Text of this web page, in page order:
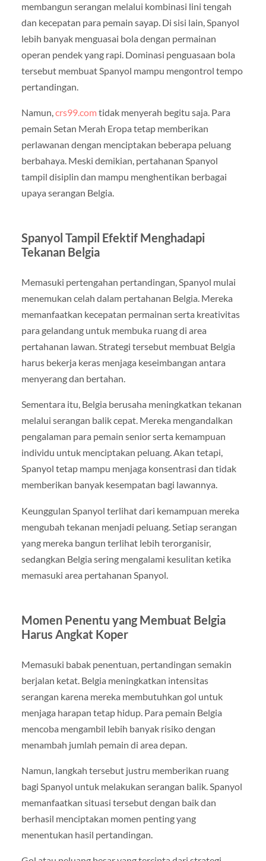
membangun serangan melalui kombinasi lini tengah
dan kecepatan para pemain sayap. Di sisi lain, Spanyol
lebih banyak menguasai bola dengan permainan
operan pendek yang rapi. Dominasi penguasaan bola
tersebut membuat Spanyol mampu mengontrol tempo
pertandingan.
Namun,crs99.com tidak menyerah begitu saja. Para
pemain Setan Merah Eropa tetap memberikan
perlawanan dengan menciptakan beberapa peluang
berbahaya. Meski demikian, pertahanan Spanyol
tampil disiplin dan mampu menghentikan berbagai
upaya serangan Belgia.
Spanyol Tampil Efektif Menghadapi
Tekanan Belgia
Memasuki pertengahan pertandingan, Spanyol mulai
menemukan celah dalam pertahanan Belgia. Mereka
memanfaatkan kecepatan permainan serta kreativitas
para gelandang untuk membuka ruang di area
pertahanan lawan. Strategi tersebut membuat Belgia
harus bekerja keras menjaga keseimbangan antara
menyerang dan bertahan.
Sementara itu, Belgia berusaha meningkatkan tekanan
melalui serangan balik cepat. Mereka mengandalkan
pengalaman para pemain senior serta kemampuan
individu untuk menciptakan peluang. Akan tetapi,
Spanyol tetap mampu menjaga konsentrasi dan tidak
memberikan banyak kesempatan bagi lawannya.
Keunggulan Spanyol terlihat dari kemampuan mereka
mengubah tekanan menjadi peluang. Setiap serangan
yang mereka bangun terlihat lebih terorganisir,
sedangkan Belgia sering mengalami kesulitan ketika
memasuki area pertahanan Spanyol.
Momen Penentu yang Membuat Belgia
Harus Angkat Koper
Memasuki babak penentuan, pertandingan semakin
berjalan ketat. Belgia meningkatkan intensitas
serangan karena mereka membutuhkan gol untuk
menjaga harapan tetap hidup. Para pemain Belgia
mencoba mengambil lebih banyak risiko dengan
menambah jumlah pemain di area depan.
Namun, langkah tersebut justru memberikan ruang
bagi Spanyol untuk melakukan serangan balik. Spanyol
memanfaatkan situasi tersebut dengan baik dan
berhasil menciptakan momen penting yang
menentukan hasil pertandingan.